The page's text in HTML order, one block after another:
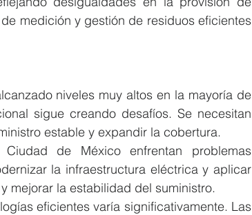
medición y gestión de residuos eficientes
niveles muy altos en la mayoría de
sigue creando desafíos. Se necesitan
estable y expandir la cobertura.
de México enfrentan problemas
la infraestructura eléctrica y aplicar
mejorar la estabilidad del suministro.
eficientes varía significativamente. Las